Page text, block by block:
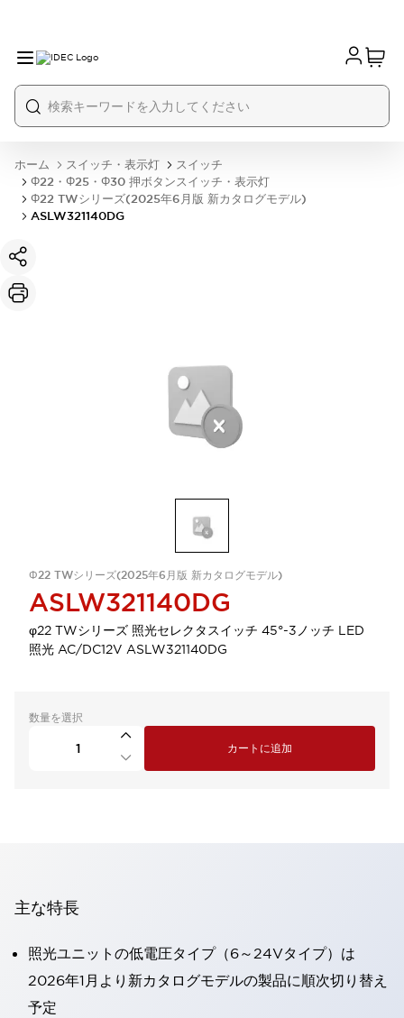
ホーム スイッチ・表示灯
スイッチ
Φ22・Φ25・Φ30 押ボタンスイッチ・表示灯
Φ22 TWシリーズ(2025年6月版 新カタログモデル)
ASLW321140DG
Φ22 TWシリーズ(2025年6月版 新カタログモデル)
ASLW321140DG
φ22 TWシリーズ 照光セレクタスイッチ 45°-3ノッチ LED
照光 AC/DC12V ASLW321140DG
数量を選択
カートに追加
主な特長
照光ユニットの低電圧タイプ（6～24Vタイプ）は
2026年1月より新カタログモデルの製品に順次切り替え
予定